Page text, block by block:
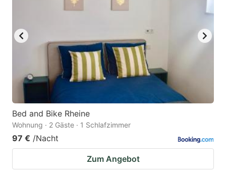
Bed and Bike Rheine
Wohnung · 2 Gäste · 1 Schlafzimmer
97 € /Nacht
Zum Angebot